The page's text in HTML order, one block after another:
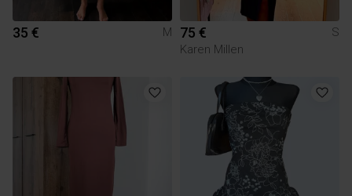
35 € M 75 €
S
Karen Millen